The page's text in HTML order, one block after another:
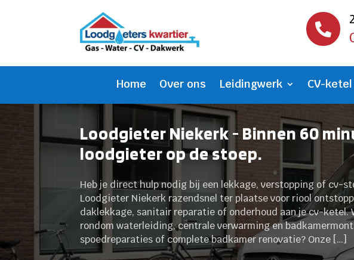

Home Over ons Leidingwerk CV-ketel
Loodgieter Niekerk - Binnen 60
loodgieter op de stoep.
Heb je direct hulp nodig bij een lekkage, verstopping of cv-
Loodgieter Niekerk razendsnel ter plaatse voor riool
daklekkage, sanitair reparatie of onderhoud aan je cv-ketel.
rondom waterleiding, centrale verwarming en
spoedreparaties of complete badkamer renovatie? Onze […]